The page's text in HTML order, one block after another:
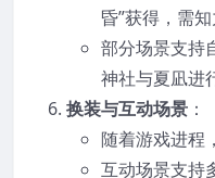
昏”获得，需知
部分场景支持
神社与夏凪进
换装与互动场景 ：
随着游戏进程
互动场景支持